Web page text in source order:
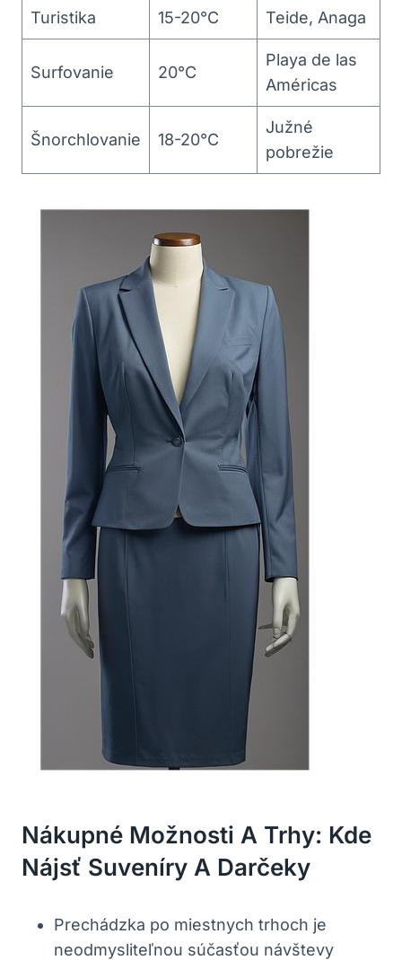
Turistika 15-20°C Teide, Anaga
Surfovanie 20°C
Playa de las
Américas
Šnorchlovanie 18-20°C
Južné
pobrežie
Nákupné Možnosti A Trhy: Kde
Nájsť Suveníry A Darčeky
Prechádzka po miestnych trhoch je
neodmysliteľnou súčasťou návštevy